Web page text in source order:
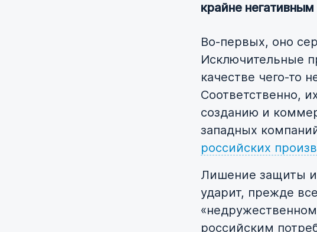
крайне
Во-первых, оно
Исключительные
качестве чего-то
Соответственно,
созданию и
западных
российских
Лишение защиты
ударит, прежде
российским